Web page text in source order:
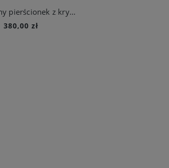
Artystyczny pierścionek z kryształami z kolekcji Soda
380,00 zł